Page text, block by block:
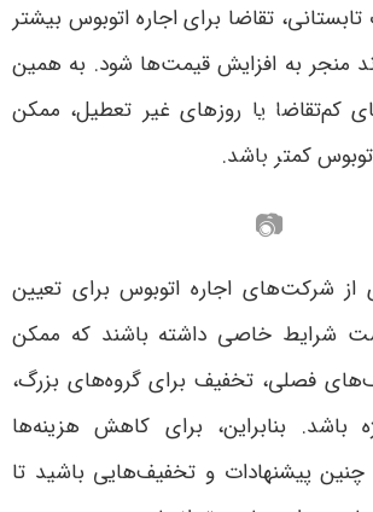
تقاضا برای اجاره اتوبوس بیشتر
منجر به افزایش قیمت‌ها شود. به همین
کم‌تقاضا یا روزهای غیر تعطیل، ممکن
کمتر باشد.
از شرکت‌های اجاره اتوبوس برای تعیین
شرایط خاصی داشته باشند که ممکن
فصلی، تخفیف برای گروه‌های بزرگ،
باشد. بنابراین، برای کاهش هزینه‌ها
چنین پیشنهادات و تخفیف‌هایی باشید تا